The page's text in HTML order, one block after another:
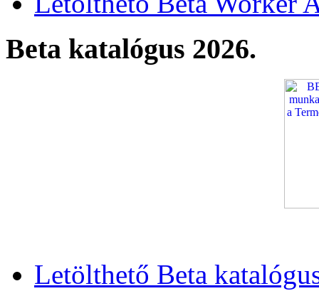
Beta katalógus 2026.
Letölthető Beta